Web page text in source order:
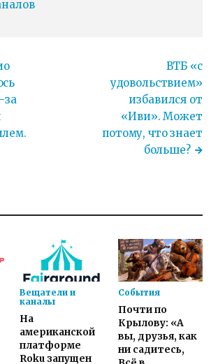
за
ВТБ «с
удовольствием»
избавился от
«Иви». Может
потому, что знает
больше?
Вещатели и
каналы
На
американской
платформе
Roku запущен
События
Почти по
Крылову: «А
вы, друзья, как
ни садитесь,